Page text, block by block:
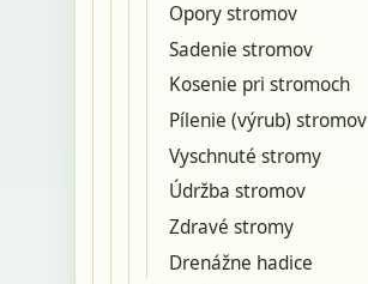
Opory stromov
Sadenie stromov
Kosenie pri stromoch
Pílenie (výrub) stromov
Vyschnuté stromy
Údržba stromov
Zdravé stromy
Drenážne hadice